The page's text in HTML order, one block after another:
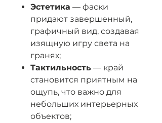
Эстетика — фаски
придают завершенный,
графичный вид, создавая
изящную игру света на
гранях;
Тактильность — край
становится приятным на
ощупь, что важно для
небольших интерьерных
объектов;